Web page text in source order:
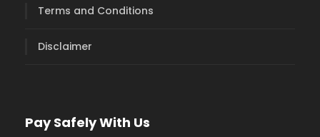
Terms and Conditions
Disclaimer
Pay Safely With Us